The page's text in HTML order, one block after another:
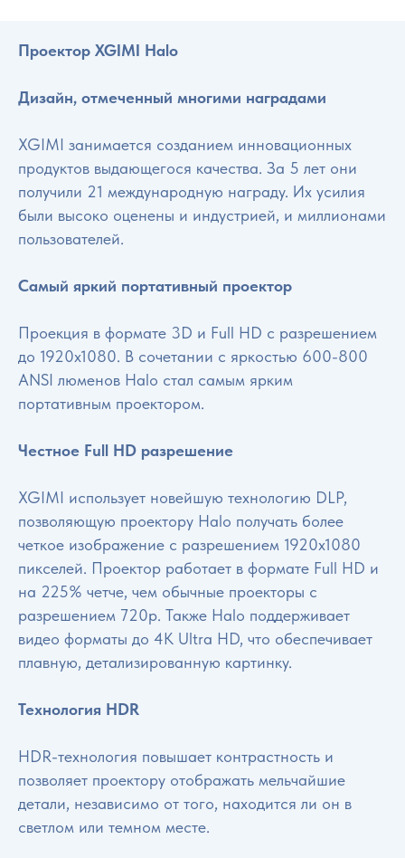
Проектор XGIMI Halo
Дизайн, отмеченный многими наградами
XGIMI занимается созданием инновационных
продуктов выдающегося качества. За 5 лет они
получили 21 международную награду. Их усилия
были высоко оценены и индустрией, и миллионами
пользователей.
Самый яркий портативный проектор
Проекция в формате 3D и Full HD с разрешением
до 1920x1080. В сочетании с яркостью 600-800
ANSI люменов Halo стал самым ярким
портативным проектором.
Честное Full HD разрешение
XGIMI использует новейшую технологию DLP,
позволяющую проектору Halo получать более
четкое изображение с разрешением 1920x1080
пикселей. Проектор работает в формате Full HD и
на 225% четче, чем обычные проекторы с
разрешением 720p. Также Halo поддерживает
видео форматы до 4K Ultra HD, что обеспечивает
плавную, детализированную картинку.
Технология HDR
HDR-технология повышает контрастность и
позволяет проектору отображать мельчайшие
детали, независимо от того, находится ли он в
светлом или темном месте.